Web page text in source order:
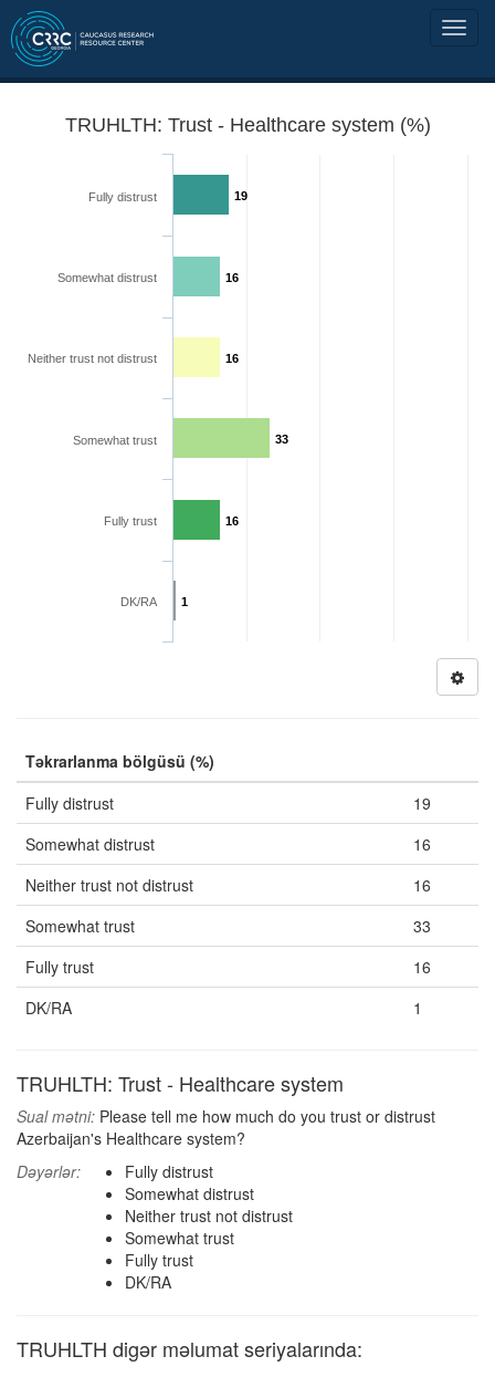
TRUHLTH: Trust - Healthcare system (%)
19
16
16
33
16
1
Fully distrust
Somewhat distrust
Neither trust not distrust
Somewhat trust
Fully trust
DK/RA
Təkrarlanma bölgüsü (%)
Fully distrust
19
Somewhat distrust
16
Neither trust not distrust
16
Somewhat trust
33
Fully trust
16
DK/RA
1
TRUHLTH: Trust - Healthcare system
Sual mətni: Please tell me how much do you trust or distrust
Azerbaijan's Healthcare system?
Dəyərlər:
Fully distrust
Somewhat distrust
Neither trust not distrust
Somewhat trust
Fully trust
DK/RA
TRUHLTH digər məlumat seriyalarında: